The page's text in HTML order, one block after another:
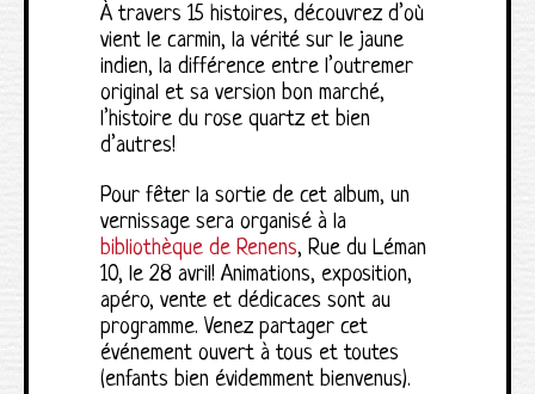
À travers 15 histoires, découvrez d’où
vient le carmin, la vérité sur le jaune
indien, la différence entre l’outremer
original et sa version bon marché,
l’histoire du rose quartz et bien
d’autres!
Pour fêter la sortie de cet album, un
vernissage sera organisé à la
bibliothèque de Renens, Rue du Léman
10, le 28 avril! Animations, exposition,
apéro, vente et dédicaces sont au
programme. Venez partager cet
événement ouvert à tous et toutes
(enfants bien évidemment bienvenus).